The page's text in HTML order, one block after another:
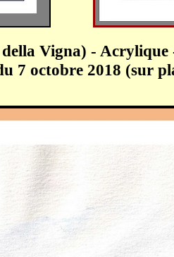
Vigna) - Acrylique
7 octobre 2018 (sur